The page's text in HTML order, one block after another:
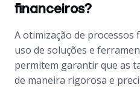
financeiros?
A otimização de processos
uso de soluções e
permitem garantir que as
de maneira rigorosa e